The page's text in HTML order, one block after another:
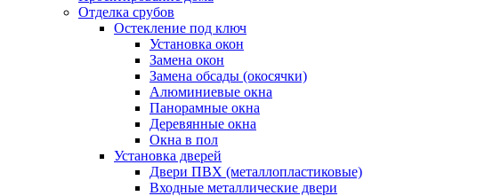
Отделка срубов
Остекление под ключ
Установка окон
Замена окон
Замена обсады (окосячки)
Алюминиевые окна
Панорамные окна
Деревянные окна
Окна в пол
Установка дверей
Двери ПВХ (металлопластиковые)
Входные металлические двери